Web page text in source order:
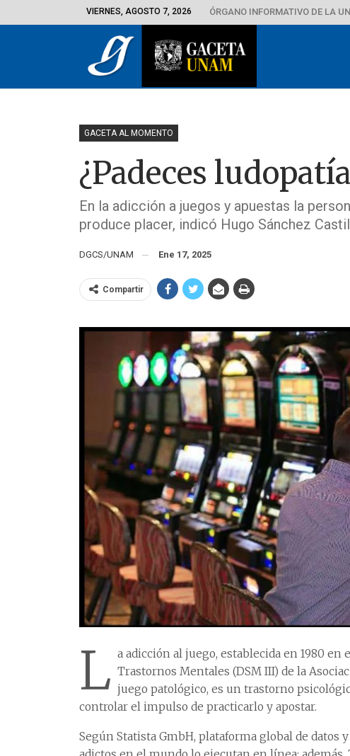
VIERNES, AGOSTO 7, 2026 ÓRGANO INFORMATIVO DE LA
GACETA AL MOMENTO
¿Padeces
En la adicción a juegos y apuestas la
produce placer, indicó Hugo Sánchez
DGCS/UNAM Ene 17, 2025
Compartir
L a adicción al juego, establecida en 1980
Trastornos Mentales (DSM III) de la
juego patológico, es un trastorno
controlar el impulso de practicarlo y apostar.
Según Statista GmbH, plataforma global de datos